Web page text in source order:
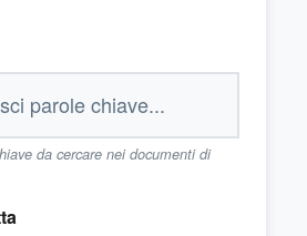
da cercare nei documenti di